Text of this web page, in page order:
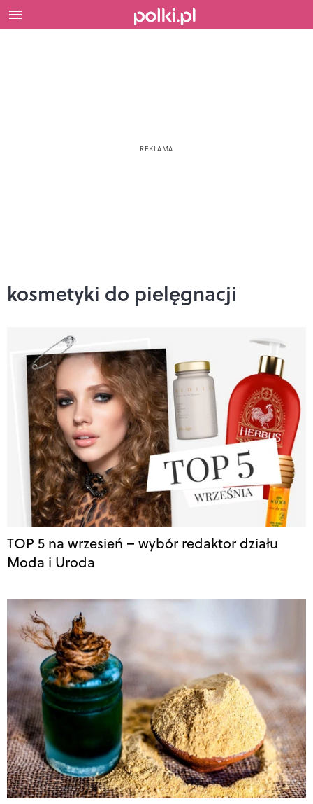
kosmetyki do pielęgnacji
TOP 5 na wrzesień – wybór redaktor działu
Moda i Uroda